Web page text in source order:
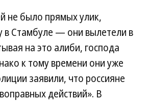
не было прямых улик,
в Стамбуле — они вылетели в
на это алиби, господа
к тому времени они уже
заявили, что россияне
действий». В